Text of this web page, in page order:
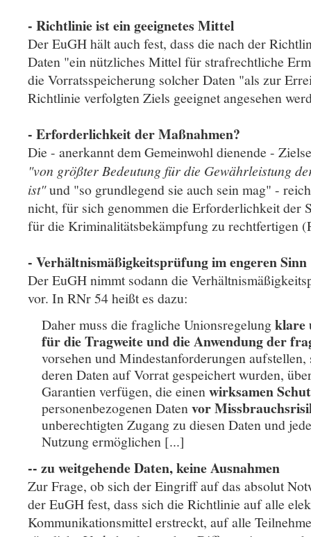
- Richtlinie ist ein geeignetes Mittel
Der EuGH hält auch fest, dass die nach der
Daten "ein nützliches Mittel für strafrechtliche
die Vorratsspeicherung solcher Daten "als zur
Richtlinie verfolgten Ziels geeignet angesehen
- Erforderlichkeit der Maßnahmen?
Die - anerkannt dem Gemeinwohl dienende -
"von größter Bedeutung für die Gewährleistung
ist"und "so grundlegend sie auch sein mag" -
nicht, für sich genommen die Erforderlichkeit der
für die Kriminalitätsbekämpfung zu rechtfertigen
- Verhältnismäßigkeitsprüfung im engeren Sinn
Der EuGH nimmt sodann die
vor. In RNr 54 heißt es dazu:
Daher muss die fragliche Unionsregelungklare
für die Tragweite und die Anwendung der
vorsehen und Mindestanforderungen aufstellen,
deren Daten auf Vorrat gespeichert wurden,
Garantien verfügen, die einenwirksamen
personenbezogenen Datenvor
unberechtigten Zugang zu diesen Daten und
Nutzung ermöglichen [...]
-- zu weitgehende Daten, keine Ausnahmen
Zur Frage, ob sich der Eingriff auf das absolut
der EuGH fest, dass sich die Richtlinie auf alle
Kommunikationsmittel erstreckt, auf alle